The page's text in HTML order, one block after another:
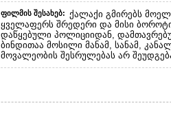
ფილმის შესახებ: ქალაქი გმირებს
ყველაფერს შრედერი და მისი
დაწყებული პოლიციიდან,
ბინდითაა მოსილი მანამ, სანამ,
მოვალეობის შესრულებას არ